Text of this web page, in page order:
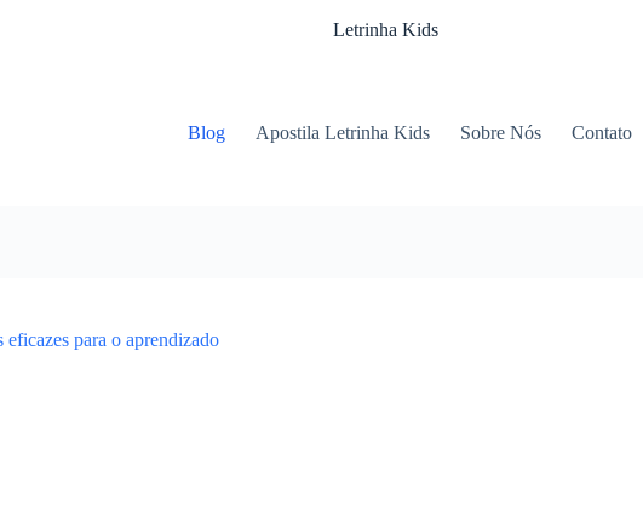
Letrinha Kids
Blog Apostila Letrinha Kids Sobre Nós Contato
para o aprendizado